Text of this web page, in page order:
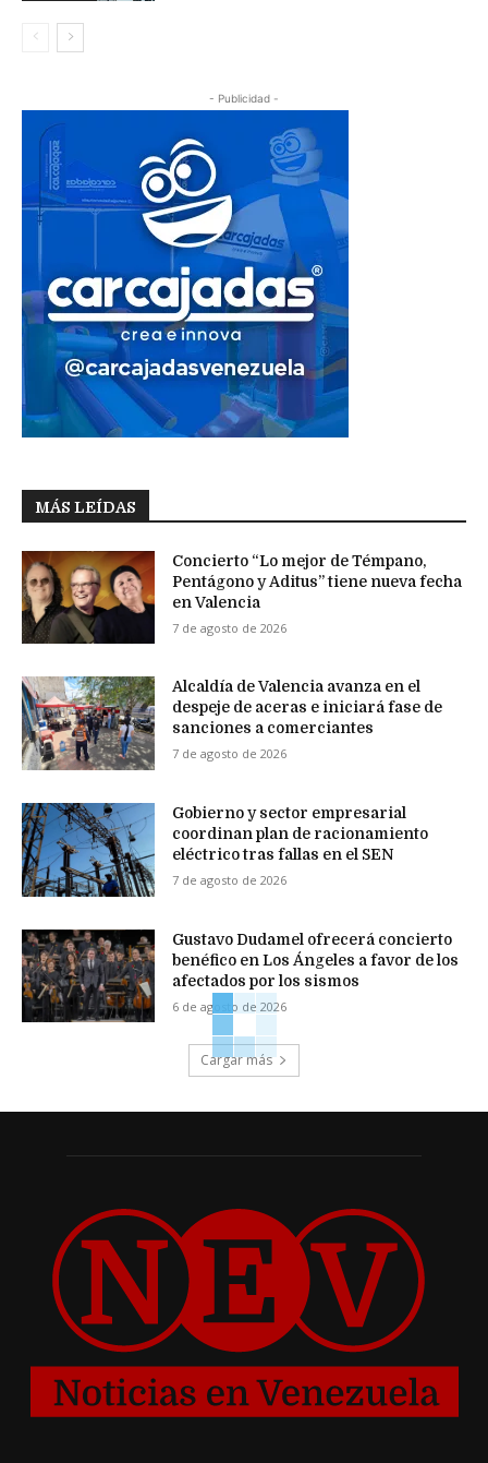
- Publicidad -
MÁS LEÍDAS
Concierto “Lo mejor de Témpano,
Pentágono y Aditus” tiene nueva fecha
en Valencia
7 de agosto de 2026
Alcaldía de Valencia avanza en el
despeje de aceras e iniciará fase de
sanciones a comerciantes
7 de agosto de 2026
Gobierno y sector empresarial
coordinan plan de racionamiento
eléctrico tras fallas en el SEN
7 de agosto de 2026
Gustavo Dudamel ofrecerá concierto
benéfico en Los Ángeles a favor de los
afectados por los sismos
6 de agosto de 2026
Cargar más